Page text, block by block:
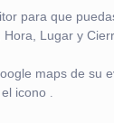
para que
Lugar y
maps de su
icono